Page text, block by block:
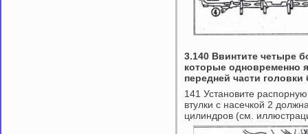
3.140 Ввинтите четыре
которые одновременно
передней части
141 Установите
втулки с насечкой 2
цилиндров (см.